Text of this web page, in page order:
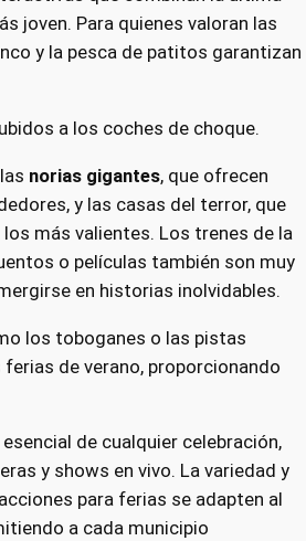
joven. Para quienes valoran las
y la pesca de patitos garantizan
norias gigantes, que ofrecen
y las casas del terror, que
más valientes. Los trenes de la
o películas también son muy
en historias inolvidables.
los toboganes o las pistas
de verano, proporcionando
de cualquier celebración,
y shows en vivo. La variedad y
para ferias se adapten al
a cada municipio